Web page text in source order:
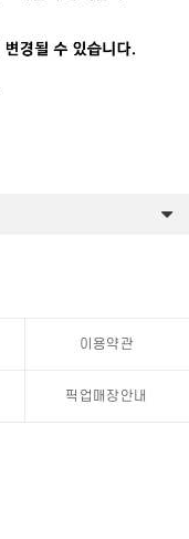
이용약관
픽업매장안내